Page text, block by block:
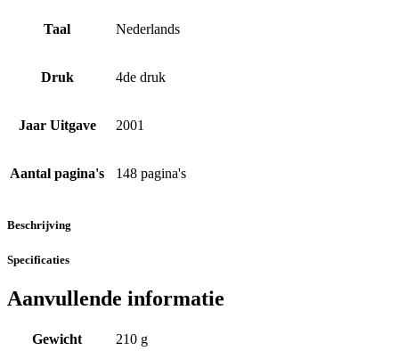
Taal Nederlands
Druk 4de druk
Jaar Uitgave 2001
Aantal pagina's 148 pagina's
Beschrijving
Specificaties
Aanvullende informatie
Gewicht
210 g